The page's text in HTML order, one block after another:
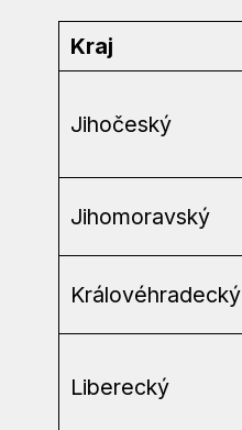
Kraj
Jihočeský
Jihomoravský
Královéhradecký
Liberecký